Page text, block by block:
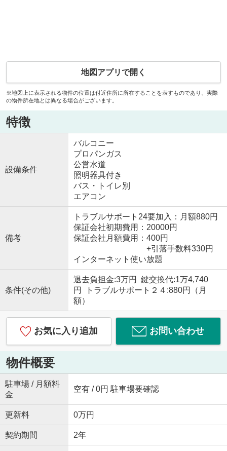
地図アプリで開く
※地図上に表示される物件の位置は付近住所に所在することを表すものであり、実際
の物件所在地とは異なる場合がございます。
特徴
設備条件
バルコニー
プロパンガス
公営水道
照明器具付き
バス・トイレ別
エアコン
備考
トラブルサポート24要加入：月額880円
保証会社初期費用：20000円
保証会社月額費用：400円
+引落手数料330円
インターネット使い放題
条件(その他)
退去負担金:3万円 鍵交換代:1万4,740
円 トラブルサポート２４:880円（月
額）
お気に入り追加 お問い合わせ
物件概要
駐車場 / 月額料
金
空有 / 0円 駐車場要確認
更新料 0万円
契約期間 2年